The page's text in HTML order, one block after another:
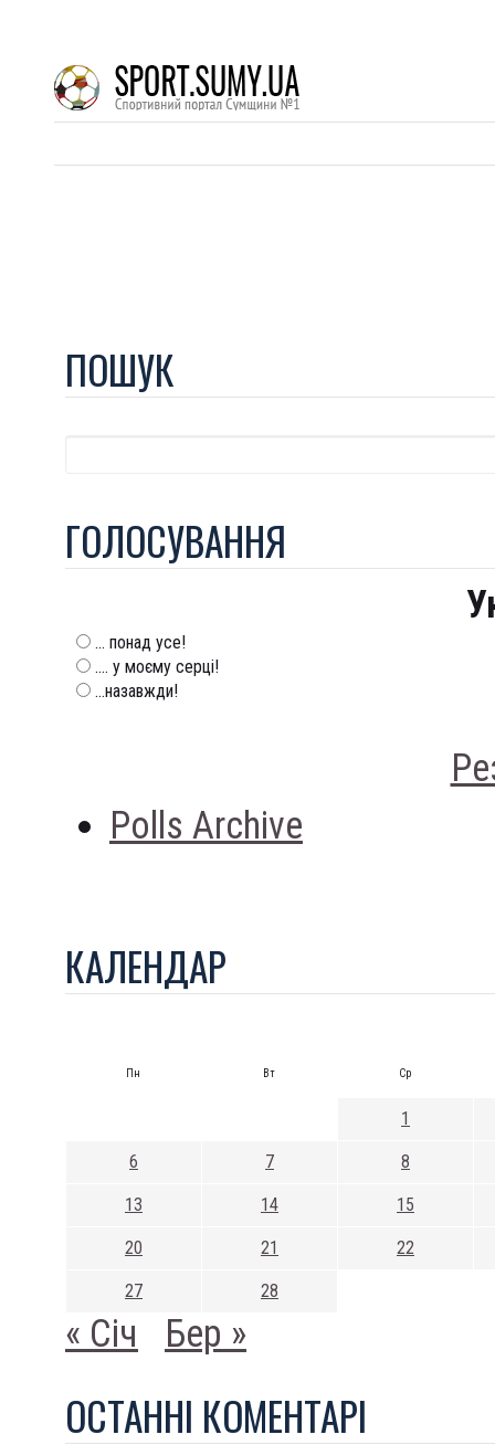
ПОШУК
ГОЛОСУВАННЯ
... понад усе!
.... у моєму серці!
...назавжди!
Polls Archive
КАЛЕНДАР
Пн Вт Ср
1
6 7 8
13 14 15
20 21 22
27 28
« Січ Бер »
ОСТАННI КОМЕНТАРI